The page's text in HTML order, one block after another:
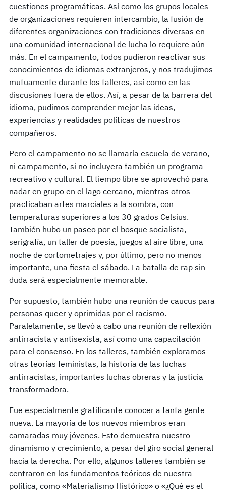
cuestiones programáticas. Así como los grupos locales
de organizaciones requieren intercambio, la fusión de
diferentes organizaciones con tradiciones diversas en
una comunidad internacional de lucha lo requiere aún
más. En el campamento, todos pudieron reactivar sus
conocimientos de idiomas extranjeros, y nos tradujimos
mutuamente durante los talleres, así como en las
discusiones fuera de ellos. Así, a pesar de la barrera del
idioma, pudimos comprender mejor las ideas,
experiencias y realidades políticas de nuestros
compañeros.
Pero el campamento no se llamaría escuela de verano,
ni campamento, si no incluyera también un programa
recreativo y cultural. El tiempo libre se aprovechó para
nadar en grupo en el lago cercano, mientras otros
practicaban artes marciales a la sombra, con
temperaturas superiores a los 30 grados Celsius.
También hubo un paseo por el bosque socialista,
serigrafía, un taller de poesía, juegos al aire libre, una
noche de cortometrajes y, por último, pero no menos
importante, una fiesta el sábado. La batalla de rap sin
duda será especialmente memorable.
Por supuesto, también hubo una reunión de caucus para
personas queer y oprimidas por el racismo.
Paralelamente, se llevó a cabo una reunión de reflexión
antirracista y antisexista, así como una capacitación
para el consenso. En los talleres, también exploramos
otras teorías feministas, la historia de las luchas
antirracistas, importantes luchas obreras y la justicia
transformadora.
Fue especialmente gratificante conocer a tanta gente
nueva. La mayoría de los nuevos miembros eran
camaradas muy jóvenes. Esto demuestra nuestro
dinamismo y crecimiento, a pesar del giro social general
hacia la derecha. Por ello, algunos talleres también se
centraron en los fundamentos teóricos de nuestra
política, como «Materialismo Histórico» o «¿Qué es el